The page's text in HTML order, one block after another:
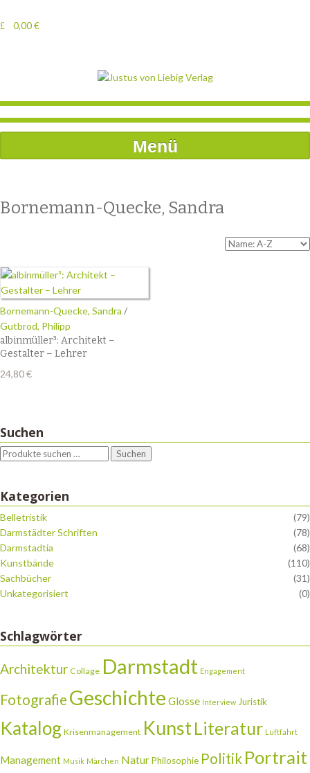
0,00€
Menü
Bornemann-Quecke, Sandra
Bornemann-Quecke, Sandra /
Gutbrod, Philipp
albinmüller³: Architekt –
Gestalter – Lehrer
24,80€
Suchen
Suchen
Kategorien
Belletristik
(79)
Darmstädter Schriften
(78)
Darmstadtia
(68)
Kunstbände
(110)
Sachbücher
(31)
Unkategorisiert
(0)
Schlagwörter
Architektur Collage Darmstadt Engagement
Fotografie Geschichte Glosse Interview Juristik
Katalog Krisenmanagement KunstLiteratur Luftfahrt
Management Musik Märchen NaturPhilosophie Politik Portrait